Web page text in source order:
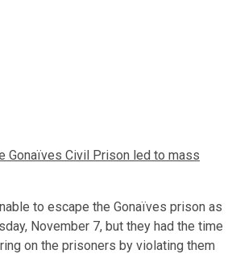
Gonaïves Civil Prison led to mass
to escape the Gonaïves prison as
November 7, but they had the time
on the prisoners by violating them